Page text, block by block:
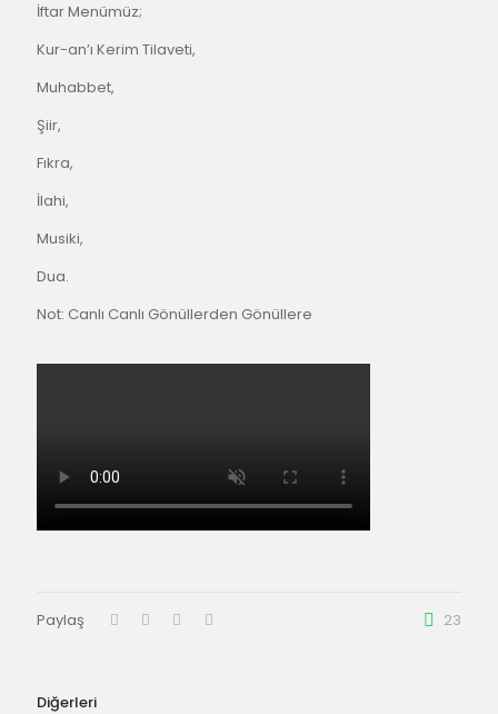
İftar Menümüz;
Kur-an’ı Kerim Tilaveti,
Muhabbet,
Şiir,
Fıkra,
İlahi,
Musiki,
Dua.
Not: Canlı Canlı Gönüllerden Gönüllere
Paylaş 23
Diğerleri